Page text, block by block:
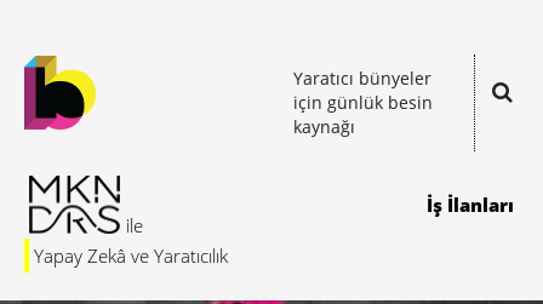
Yaratıcı bünyeler
için günlük besin
kaynağı
Yapay Zekâ ve Yaratıcılık
İş İlanları